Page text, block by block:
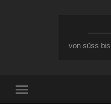
von süss
Menü